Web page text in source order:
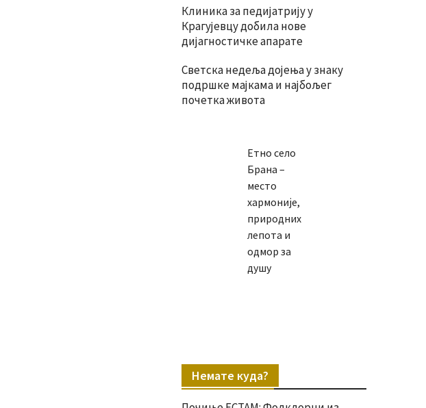
Клиника за педијатрију у
Крагујевцу добила нове
дијагностичке апарате
Светска недеља дојења у знаку
подршке мајкама и најбољег
почетка живота
Етно село
Брана –
место
хармоније,
природних
лепота и
одмор за
душу
Немате куда?